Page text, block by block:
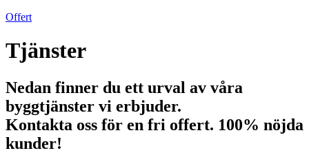
Offert
Tjänster
Nedan finner du ett urval av våra
byggtjänster vi erbjuder.
Kontakta oss för en fri offert. 100% nöjda
kunder!